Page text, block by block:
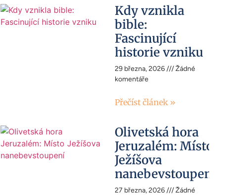
Kdy vznikla
bible:
Fascinující
historie vzniku
29 března, 2026
Žádné
komentáře
Přečíst článek »
Olivetská hora
Jeruzalém: Místo
Ježíšova
nanebevstoupení
27 března, 2026
Žádné